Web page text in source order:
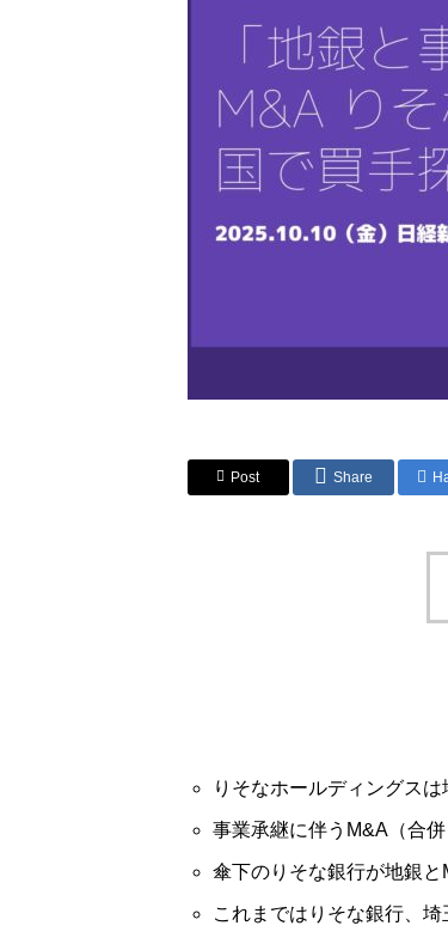
Post Share
りそなホールディングスは
事業承継に伴うM&A（合
傘下のりそな銀行が地銀と
これまではりそな銀行、